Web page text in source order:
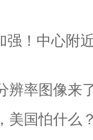
强！中心附
辨率图像来
美国怕什么